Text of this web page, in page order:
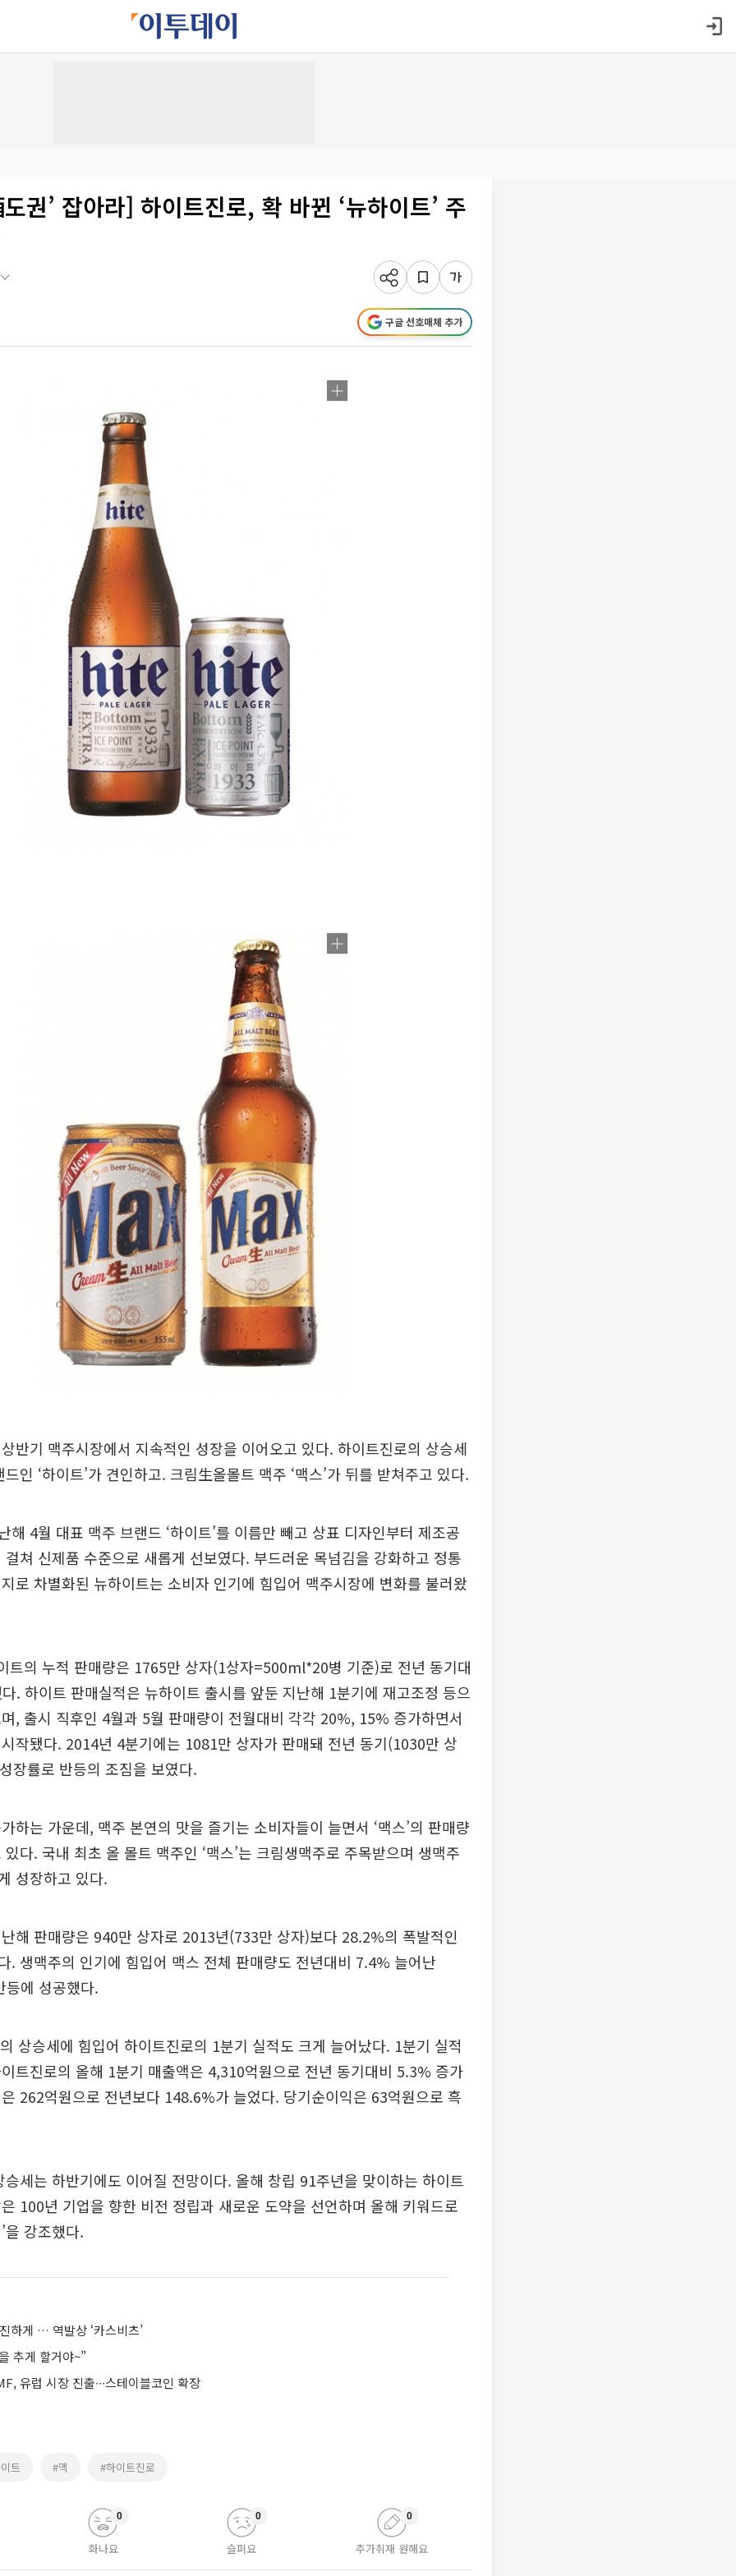
권’ 잡아라] 하이트진로, 확 바뀐 ‘뉴하이트’ 주
구글 선호매체 추가
반기 맥주시장에서 지속적인 성장을 이어오고 있다. 하이트진로의 상승세
인 ‘하이트’가 견인하고. 크림生올몰트 맥주 ‘맥스’가 뒤를 받쳐주고 있다.
해 4월 대표 맥주 브랜드 ‘하이트’를 이름만 빼고 상표 디자인부터 제조공
쳐 신제품 수준으로 새롭게 선보였다. 부드러운 목넘김을 강화하고 정통
로 차별화된 뉴하이트는 소비자 인기에 힘입어 맥주시장에 변화를 불러왔
트의 누적 판매량은 1765만 상자(1상자=500ml*20병 기준)로 전년 동기대
. 하이트 판매실적은 뉴하이트 출시를 앞둔 지난해 1분기에 재고조정 등으
, 출시 직후인 4월과 5월 판매량이 전월대비 각각 20%, 15% 증가하면서
작됐다. 2014년 4분기에는 1081만 상자가 판매돼 전년 동기(1030만 상
장률로 반등의 조짐을 보였다.
하는 가운데, 맥주 본연의 맛을 즐기는 소비자들이 늘면서 ‘맥스’의 판매량
다. 국내 최초 올 몰트 맥주인 ‘맥스’는 크림생맥주로 주목받으며 생맥주
성장하고 있다.
해 판매량은 940만 상자로 2013년(733만 상자)보다 28.2%의 폭발적인
. 생맥주의 인기에 힘입어 맥스 전체 판매량도 전년대비 7.4% 늘어난
등에 성공했다.
의 상승세에 힘입어 하이트진로의 1분기 실적도 크게 늘어났다. 1분기 실적
트진로의 올해 1분기 매출액은 4,310억원으로 전년 동기대비 5.3% 증가
262억원으로 전년보다 148.6%가 늘었다. 당기순이익은 63억원으로 흑
승세는 하반기에도 이어질 전망이다. 올해 창립 91주년을 맞이하는 하이트
100년 기업을 향한 비전 정립과 새로운 도약을 선언하며 올해 키워드로
을 강조했다.
하게 … 역발상 ‘카스비츠’
추게 할거야~”
유럽 시장 진출∙∙∙스테이블코인 확장
트 #맥 #하이트진로
화나요
0
슬퍼요
0
추가취재 원해요
0